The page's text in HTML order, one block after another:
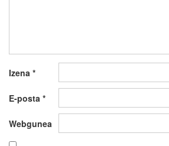
Izena *
E-posta *
Webgunea